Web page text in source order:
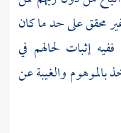
محقق على حد ما كان
إثبات لحالهم في
بالموهوم والغيبة عن